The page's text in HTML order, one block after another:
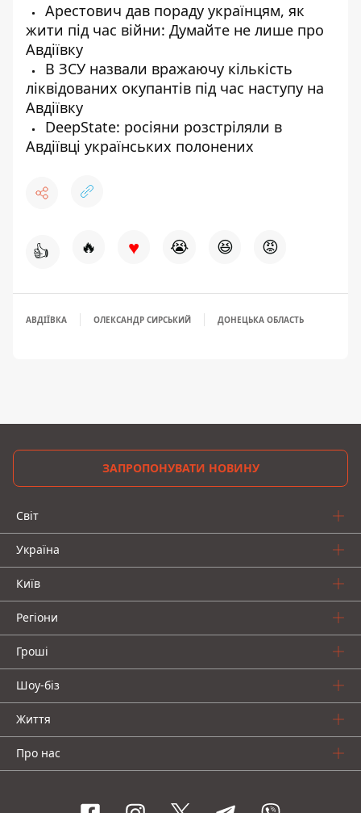
Арестович дав пораду українцям, як
жити під час війни: Думайте не лише про
Авдіївку
В ЗСУ назвали вражаючу кількість
ліквідованих окупантів під час наступу на
Авдіївку
DeepState: росіяни розстріляли в
Авдіївці українських полонених
👍 🔥 ♥ 😭 😆 😡
АВДІЇВКА ОЛЕКСАНДР СИРСЬКИЙ ДОНЕЦЬКА ОБЛАСТЬ
ЗАПРОПОНУВАТИ НОВИНУ
Світ
Україна
Київ
Регіони
Гроші
Шоу-біз
Життя
Про нас